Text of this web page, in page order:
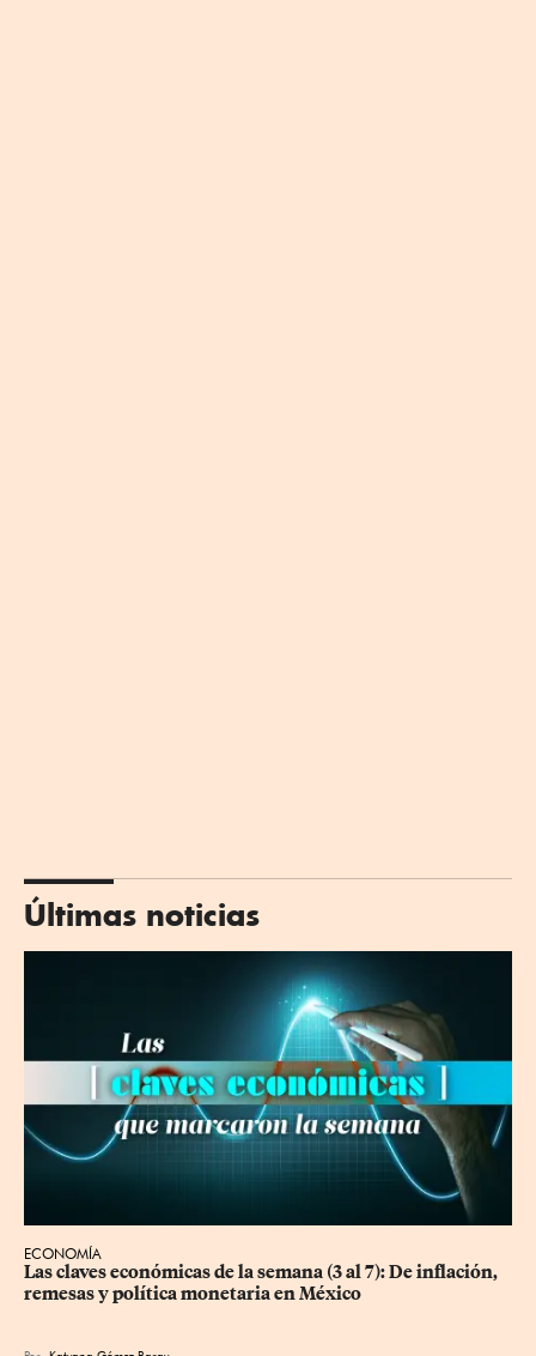
Últimas noticias
ECONOMÍA
Las claves económicas de la semana (3 al 7): De inflación,
remesas y política monetaria en México